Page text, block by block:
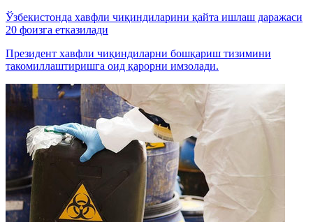
Ўзбекистонда хавфли чиқиндиларини қайта ишлаш даражаси
20 фоизга етказилади
Президент хавфли чиқиндиларни бошқариш тизимини
такомиллаштиришга оид қарорни имзолади.